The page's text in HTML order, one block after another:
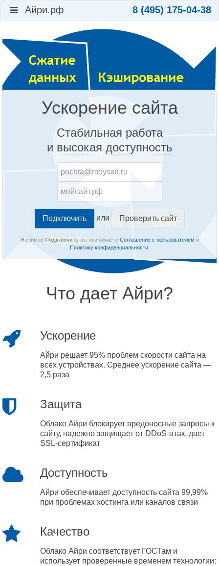
Айри.рф 8 (495) 175-04-38
Ускорение сайта
Стабильная работа
и высокая доступность
или Проверить сайт
Нажимая Подключитьвы принимаете Соглашение с пользователем и
Политику конфиденциальности.
Что дает Айри?
Ускорение
Айри решает 95% проблем скорости сайта на
всех устройствах. Среднее ускорение сайта —
2,5 раза
Защита
Облако Айри блокирует вредоносные запросы к
сайту, надежно защищает от DDoS-атак, дает
SSL-сертификат
Доступность
Айри обеспечивает доступность сайта 99,99%
при проблемах хостинга или каналов связи
Качество
Облако Айри соответствует ГОСТам и
использует проверенные временем технологии: